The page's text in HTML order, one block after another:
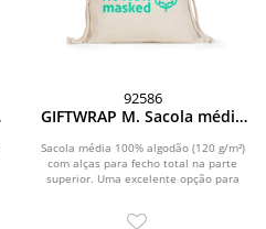
92586
GIFTWRAP M. Sacola média
Sacola média 100% algodão (120 g/m²)
com alças para fecho total na parte
superior. Uma excelente opção para